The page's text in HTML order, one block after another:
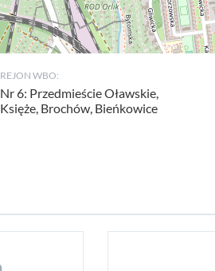
REJON WBO:
Nr 6: Przedmieście Oławskie,
Księże, Brochów, Bieńkowice